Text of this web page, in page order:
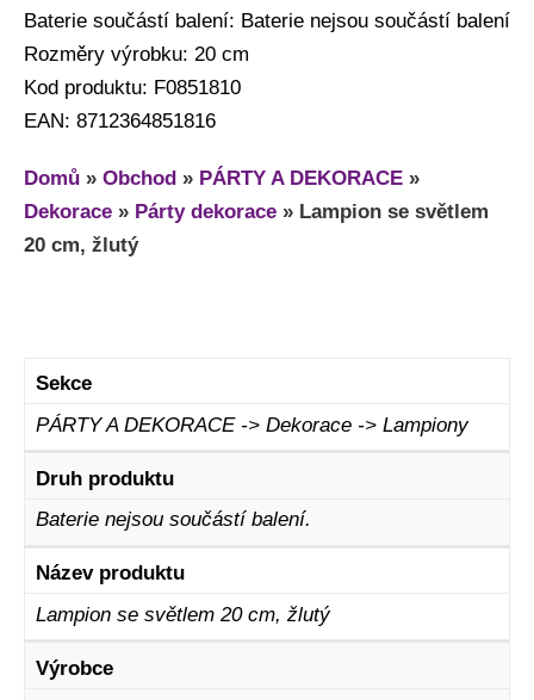
Baterie součástí balení: Baterie nejsou součástí balení
Rozměry výrobku: 20 cm
Kod produktu: F0851810
EAN: 8712364851816
Domů » Obchod » PÁRTY A DEKORACE »
Dekorace » Párty dekorace » Lampion se světlem
20 cm, žlutý
Sekce
PÁRTY A DEKORACE -> Dekorace -> Lampiony
Druh produktu
Baterie nejsou součástí balení.
Název produktu
Lampion se světlem 20 cm, žlutý
Výrobce